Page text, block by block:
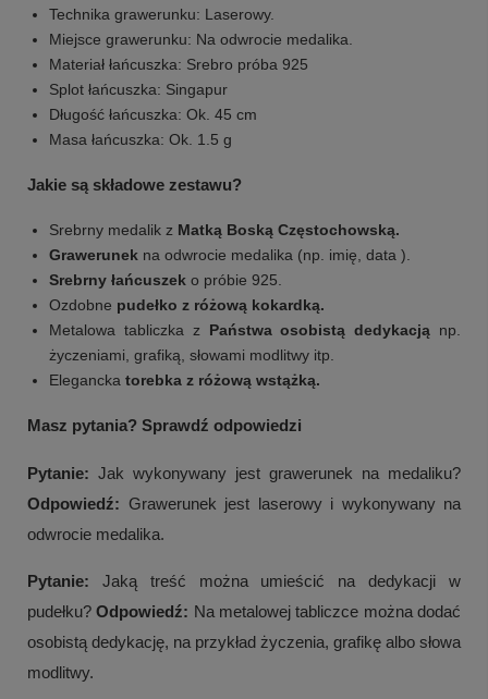
Technika grawerunku: Laserowy.
Miejsce grawerunku: Na odwrocie medalika.
Materiał łańcuszka: Srebro próba 925
Splot łańcuszka: Singapur
Długość łańcuszka: Ok. 45 cm
Masa łańcuszka: Ok. 1.5 g
Jakie są składowe zestawu?
Srebrny medalik z Matką Boską Częstochowską.
Grawerunek na odwrocie medalika (np. imię, data ).
Srebrny łańcuszek o próbie 925.
Ozdobne pudełko z różową kokardką.
Metalowa tabliczka zPaństwa osobistą dedykacją np.
życzeniami, grafiką, słowami modlitwy itp.
Elegancka torebka z różową wstążką.
Masz pytania? Sprawdź odpowiedzi
Pytanie: Jak wykonywany jest grawerunek na medaliku?
Odpowiedź: Grawerunek jest laserowy i wykonywany na
odwrocie medalika.
Pytanie: Jaką treść można umieścić na dedykacji w
pudełku?Odpowiedź: Na metalowej tabliczce można dodać
osobistą dedykację, na przykład życzenia, grafikę albo słowa
modlitwy.